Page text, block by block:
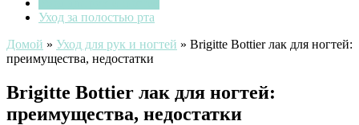
Уход за полостью рта
Домой » Уход для рук и ногтей » Brigitte Bottier лак для ногтей:
преимущества, недостатки
Brigitte Bottier лак для ногтей:
преимущества, недостатки